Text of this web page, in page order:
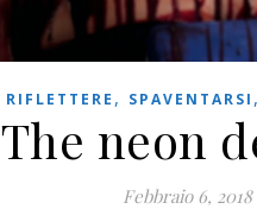
RIFLETTERE , SPAVENTARSI ,
The neon
Febbraio 6, 2018